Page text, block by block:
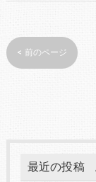
< 前のページ
最近の投稿